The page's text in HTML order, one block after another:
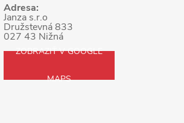
Adresa:
Janza s.r.o
Družstevná 833
027 43 Nižná
ZOBRAZIŤ V GOOGLE
MAPS